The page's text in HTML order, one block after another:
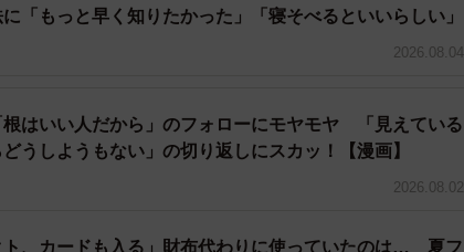
っと早く知りたかった」「寝そべるといいらしい」
2026.08.04
根はいい人だから」のフォローにモヤモヤ 「見えている
うしようもない」の切り返しにスカッ！【漫画】
2026.08.02
ト、カードも入る」財布代わりに使っていたのは… 夏フ